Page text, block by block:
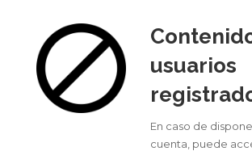
usuarios
En caso de
cuenta, puede